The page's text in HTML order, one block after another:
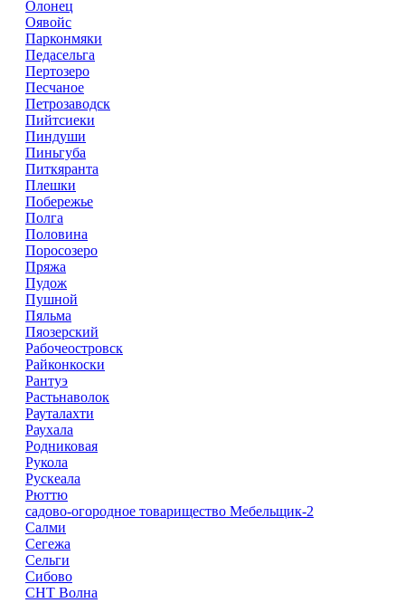
Олонец
Оявойс
Парконмяки
Педасельга
Пертозеро
Песчаное
Петрозаводск
Пийтсиеки
Пиндуши
Пиньгуба
Питкяранта
Плешки
Побережье
Полга
Половина
Поросозеро
Пряжа
Пудож
Пушной
Пяльма
Пяозерский
Рабочеостровск
Райконкоски
Рантуэ
Растьнаволок
Рауталахти
Раухала
Родниковая
Рукола
Рускеала
Рюттю
садово-огородное товарищество Мебельщик-2
Салми
Сегежа
Сельги
Сибово
СНТ Волна